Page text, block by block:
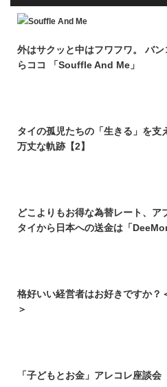
外はサクッと中はフワフワ。 バ
らココ 「Souffle And Me」
タイの孤児たちの「生きる」を支
万丈な軌跡【2】
どこよりもお得な為替レート、ア
タイから日本への送金は「
格好いい経営者はお好きですか？
＞
「子どもとお金」アレコレ座談会